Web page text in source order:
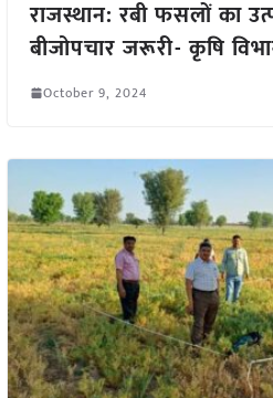
राजस्थान: रबी फसलों का
बीजोपचार जरूरी- कृषि
October 9, 2024